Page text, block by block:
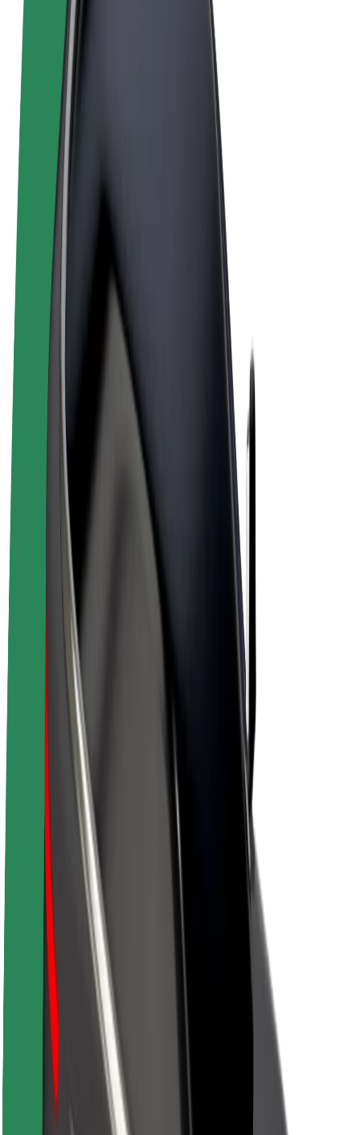
Obchodní podmínky
Soukromí
Cookies
© 2026 Bolt Technology OÜ
Produkty
Bolt Market
Bolt Food
Bolt for Business
Vydělávejte s Boltem
Kurýři
Výdělky kurýra
Partneři Bolt Food
Flotily
Franšízy
Společnost
Kariéra
O společnosti Bolt
Udržitelnost podle Boltu
Projekt Zero
Blog
Tiskové centrum
Pokyny ke značce
Naše poslání
Vztahy s investory
Vedení
Značka
Média
Městský fond
Bezpečnost
Bezpečnost cestujících